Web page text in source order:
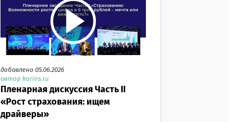
добавлено 05.06.2026
автор korins.ru
Пленарная дискуссия Часть II
«Рост страхования: ищем
драйверы»